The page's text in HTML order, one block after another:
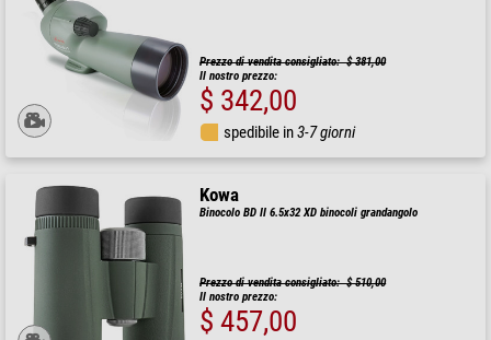
Prezzo di vendita consigliato: $ 381,00
Il nostro prezzo:
$ 342,00
spedibile in3-7 giorni
Kowa
Binocolo BD II 6.5x32 XD binocoli grandangolo
Prezzo di vendita consigliato: $ 510,00
Il nostro prezzo:
$ 457,00